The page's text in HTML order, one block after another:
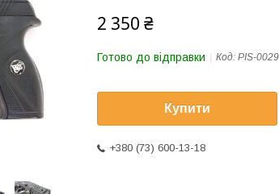
2 350 ₴
Готово до відправки Код: PIS-
Купити
+380 (73) 600-13-18